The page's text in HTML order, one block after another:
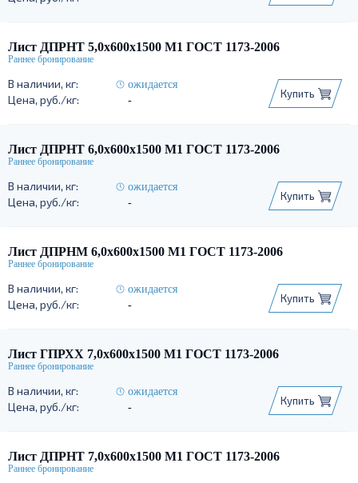
Лист ДПРНТ 5,0х600х1500 М1 ГОСТ 1173-2006
ожидается
-
Купить
Лист ДПРНТ 6,0х600х1500 М1 ГОСТ 1173-2006
ожидается
-
Купить
Лист ДПРНМ 6,0х600х1500 М1 ГОСТ 1173-2006
ожидается
-
Купить
Лист ГПРХХ 7,0х600х1500 М1 ГОСТ 1173-2006
ожидается
-
Купить
Лист ДПРНТ 7,0х600х1500 М1 ГОСТ 1173-2006